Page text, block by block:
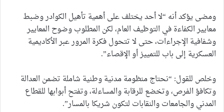
ومضى يؤكد أنه “لا أحد يختلف على أهمية تأهيل الكوادر وضبط
معايير الكفاءة في التوظيف العام، لكن المطلوب وضوح المعايير
وشفافية الإجراءات، حتى لا تتحول فكرة المرور عبر الأكاديمية
العسكرية إلى باب للتمييز أو الإقصاء”.
وخلص للقول: “نحتاج منظومة مدنية وطنية شاملة تضمن العدالة
وتكافؤ الفرص، وتخضع للرقابة والمساءلة، وتفتح أبوابها للقطاع
المدني والجامعات والنقابات لتكون شريكا بالمسار”.